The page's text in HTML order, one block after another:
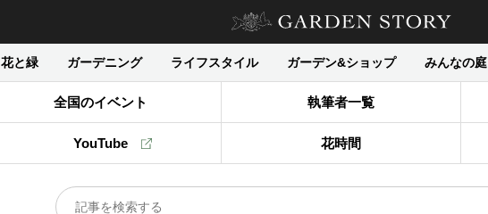
花と緑 ガーデニング ライフスタイル ガーデン&ショップ みんなの庭
全国のイベント 執筆者一覧
YouTube 花時間